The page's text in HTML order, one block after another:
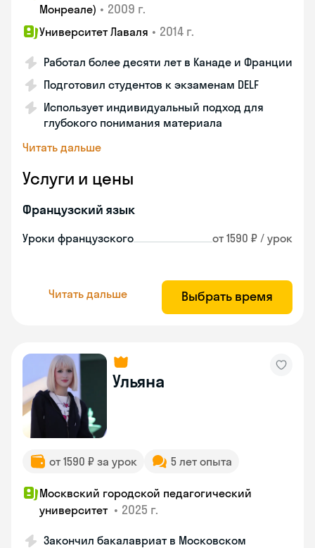
Монреале) • 2009 г.
Университет Лаваля • 2014 г.
Работал более десяти лет в Канаде и Франции
Подготовил студентов к экзаменам DELF
Использует индивидуальный подход для
глубокого понимания материала
Читать дальше
Услуги и цены
Французский язык
Уроки французского от 1590 ₽ / урок
Читать дальше Выбрать время
Ульяна
от 1590 ₽ за урок 5 лет опыта
Москвский городской педагогический
университет • 2025 г.
Закончил бакалавриат в Московском